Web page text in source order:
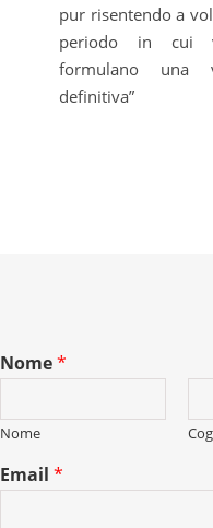
pur risentendo a
periodo in cui
formulano una
definitiva”
Nome*
Nome
Email *